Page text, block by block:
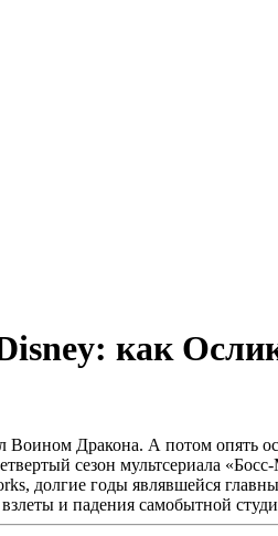
как
сезон мультсериала
долгие годы являвшейся
и падения самобытной